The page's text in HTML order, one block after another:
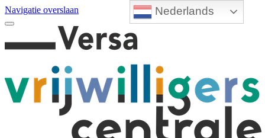
Nederlands
Navigatie overslaan